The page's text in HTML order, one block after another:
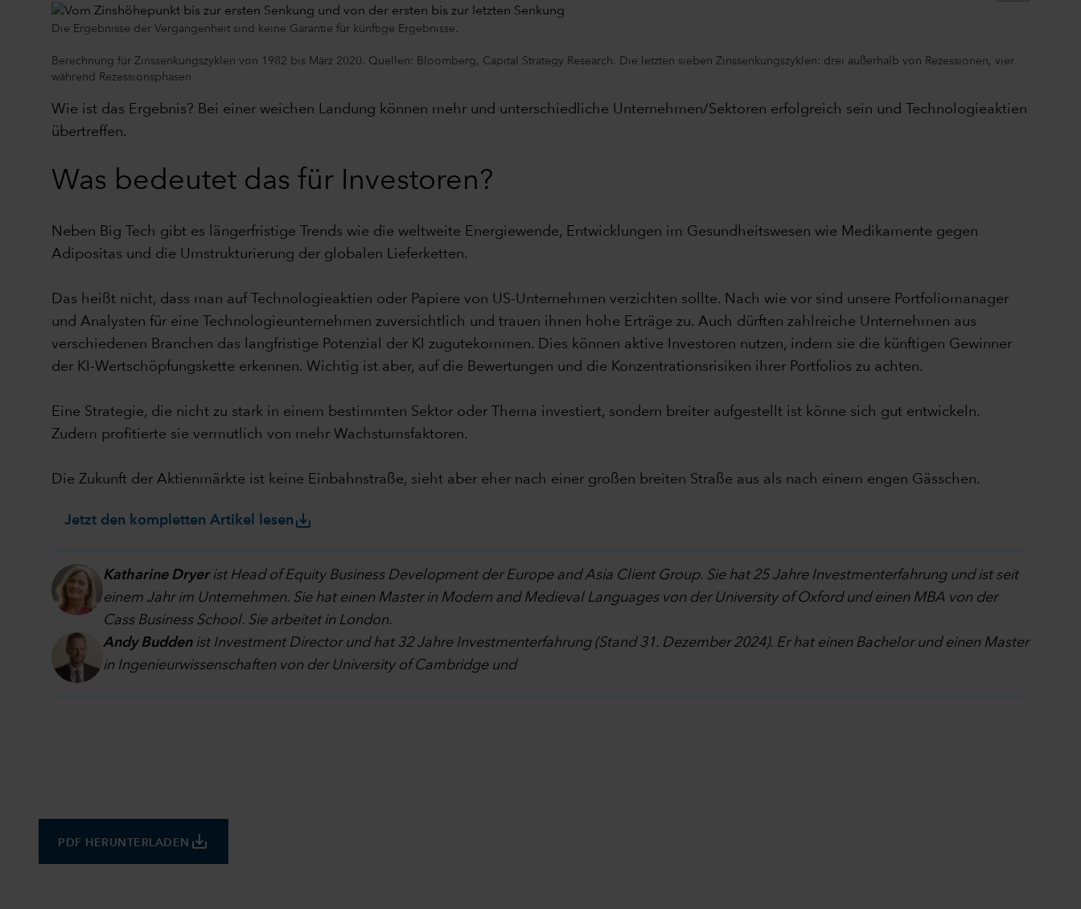
Die Ergebnisse der Vergangenheit sind keine Garantie für künftige Ergebnisse.
Berechnung für Zinssenkungszyklen von 1982 bis März 2020. Quellen: Bloomberg, Capital Strategy Research. Die letzten sieben Zinssenkungszyklen: drei außerhalb von Rezessionen, vier
während Rezessionsphasen
Wie ist das Ergebnis? Bei einer weichen Landung können mehr und unterschiedliche Unternehmen/Sektoren erfolgreich sein und Technologieaktien
übertreffen.
Was bedeutet das für Investoren?
Neben Big Tech gibt es längerfristige Trends wie die weltweite Energiewende, Entwicklungen im Gesundheitswesen wie Medikamente gegen
Adipositas und die Umstrukturierung der globalen Lieferketten.
Das heißt nicht, dass man auf Technologieaktien oder Papiere von US-Unternehmen verzichten sollte. Nach wie vor sind unsere Portfoliomanager
und Analysten für eine Technologieunternehmen zuversichtlich und trauen ihnen hohe Erträge zu. Auch dürften zahlreiche Unternehmen aus
verschiedenen Branchen das langfristige Potenzial der KI zugutekommen. Dies können aktive Investoren nutzen, indem sie die künftigen Gewinner
der KI-Wertschöpfungskette erkennen. Wichtig ist aber, auf die Bewertungen und die Konzentrationsrisiken ihrer Portfolios zu achten.
Eine Strategie, die nicht zu stark in einem bestimmten Sektor oder Thema investiert, sondern breiter aufgestellt ist könne sich gut entwickeln.
Zudem profitierte sie vermutlich von mehr Wachstumsfaktoren.
Die Zukunft der Aktienmärkte ist keine Einbahnstraße, sieht aber eher nach einer großen breiten Straße aus als nach einem engen Gässchen.
Jetzt den kompletten Artikel lesen save_alt
Katharine Dryerist Head of Equity Business Development der Europe and Asia Client Group. Sie hat 25 Jahre Investmenterfahrung und ist seit
einem Jahr im Unternehmen. Sie hat einen Master in Modern and Medieval Languages von der University of Oxford und einen MBA von der
Cass Business School. Sie arbeitet in London.
Andy Buddenist Investment Director und hat 32 Jahre Investmenterfahrung (Stand 31. Dezember 2024). Er hat einen Bachelor und einen Master
in Ingenieurwissenschaften von der University of Cambridge und
PDF HERUNTERLADEN save_alt